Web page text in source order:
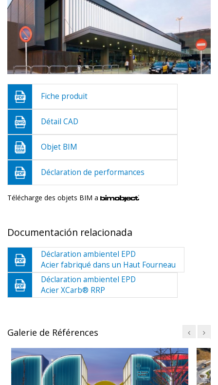
Fiche produit
Détail CAD
Objet BIM
Déclaration de performances
Télécharge des objets BIM a
Documentación relacionada
Déclaration ambientel EPD
Acier fabriqué dans un Haut Fourneau
Déclaration ambientel EPD
Acier XCarb® RRP
Galerie de Références